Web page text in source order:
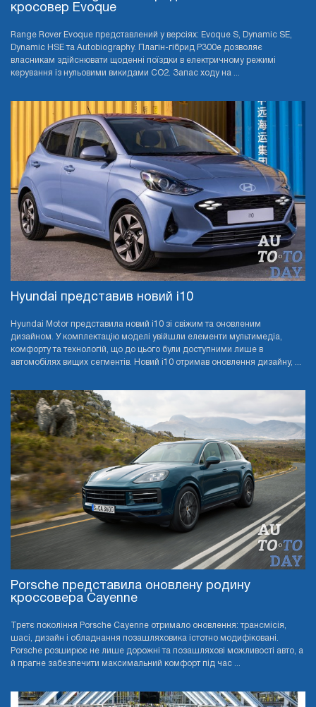
кросовер Evoque
Range Rover Evoque представлений у версіях: Evoque S, Dynamic SE,
Dynamic HSE та Autobiography. Плагін-гібрид P300e дозволяє
власникам здійснювати щоденні поїздки в електричному режимі
керування із нульовими викидами CO2. Запас ходу на ...
Hyundai представив новий i10
Hyundai Motor представила новий i10 зі свіжим та оновленим
дизайном. У комплектацію моделі увійшли елементи мультимедіа,
комфорту та технологій, що до цього були доступними лише в
автомобілях вищих сегментів. Новий i10 отримав оновлення дизайну, ...
Porsche представила оновлену родину
кроссовера Cayenne
Третє покоління Porsche Cayenne отримало оновлення: трансмісія,
шасі, дизайн і обладнання позашляховика істотно модифіковані.
Porsche розширює не лише дорожні та позашляхові можливості авто, а
й прагне забезпечити максимальний комфорт під час ...